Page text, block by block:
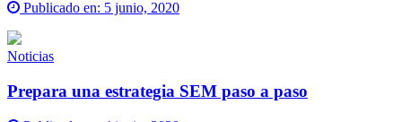
Publicado en: 5 junio, 2020
Noticias
Prepara una estrategia SEM paso a paso